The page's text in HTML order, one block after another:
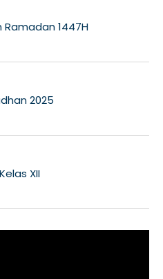
Ramadan 1447H
2025
XII